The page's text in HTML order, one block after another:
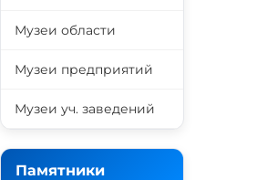
Музеи области
Музеи предприятий
Музеи уч. заведений
Памятники